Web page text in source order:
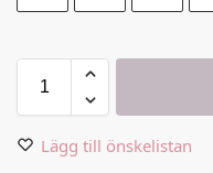
Lägg till önskelistan